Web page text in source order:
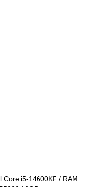
Core i5-14600KF / RAM